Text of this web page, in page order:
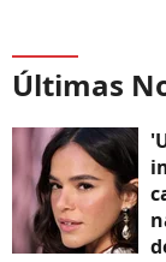
Últimas